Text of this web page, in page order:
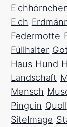
Elch
Federmotte
Füllhalter
Haus Hund
Landschaft
Mensch
Pinguin Quoll
SiteImage